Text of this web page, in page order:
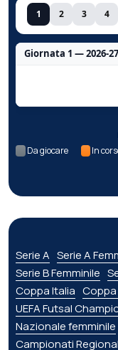
1 2 3 4
Giornata 1 — 2026-27
Da giocare In
Serie A Serie A
Serie B Femminile
Coppa Italia Coppa
UEFA Futsal
Nazionale femminile
Campionati